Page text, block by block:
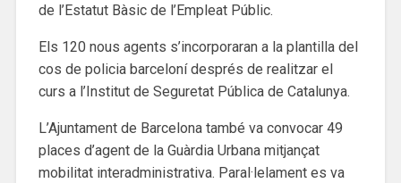
de l’Estatut Bàsic de l’Empleat Públic.
Els 120 nous agents s’incorporaran a la plantilla del
cos de policia barceloní després de realitzar el
curs a l’Institut de Seguretat Pública de Catalunya.
L’Ajuntament de Barcelona també va convocar 49
places d’agent de la Guàrdia Urbana mitjançat
mobilitat interadministrativa. Paral·lelament es va